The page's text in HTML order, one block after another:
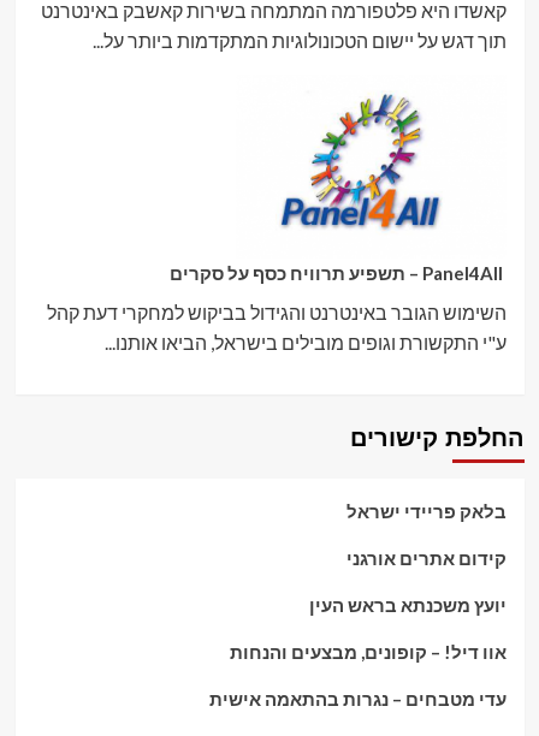
קאשדו היא פלטפורמה המתמחה בשירות קאשבק באינטרנט
תוך דגש על יישום הטכונולוגיות המתקדמות ביותר על...
השימוש הגובר באינטרנט והגידול בביקוש למחקרי דעת קהל
ע"י התקשורת וגופים מובילים בישראל, הביאו אותנו...
החלפת קישורים
בלאק פריידי ישראל
קידום אתרים אורגני
יועץ משכנתא בראש העין
אוו דיל! – קופונים, מבצעים והנחות
עדי מטבחים – נגרות בהתאמה אישית